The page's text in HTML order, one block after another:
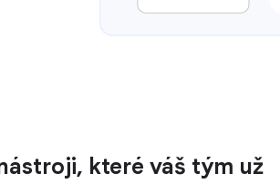
které váš tým už